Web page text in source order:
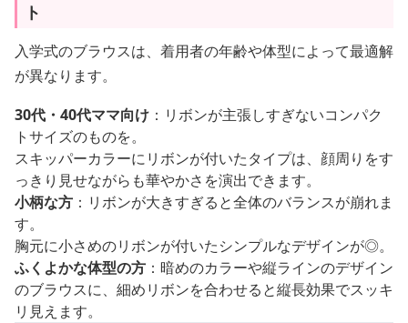
ト
入学式のブラウスは、着用者の年齢や体型によって最適解
が異なります。
30代・40代ママ向け ：リボンが主張しすぎないコンパク
トサイズのものを。
スキッパーカラーにリボンが付いたタイプは、顔周りをす
っきり見せながらも華やかさを演出できます。
小柄な方 ：リボンが大きすぎると全体のバランスが崩れま
す。
胸元に小さめのリボンが付いたシンプルなデザインが◎。
ふくよかな体型の方 ：暗めのカラーや縦ラインのデザイン
のブラウスに、細めリボンを合わせると縦長効果でスッキ
リ見えます。